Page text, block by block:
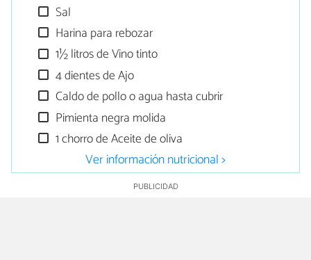
Sal
Harina para rebozar
1½ litros de Vino tinto
4 dientes de Ajo
Caldo de pollo o agua hasta cubrir
Pimienta negra molida
1 chorro de Aceite de oliva
Ver información nutricional >